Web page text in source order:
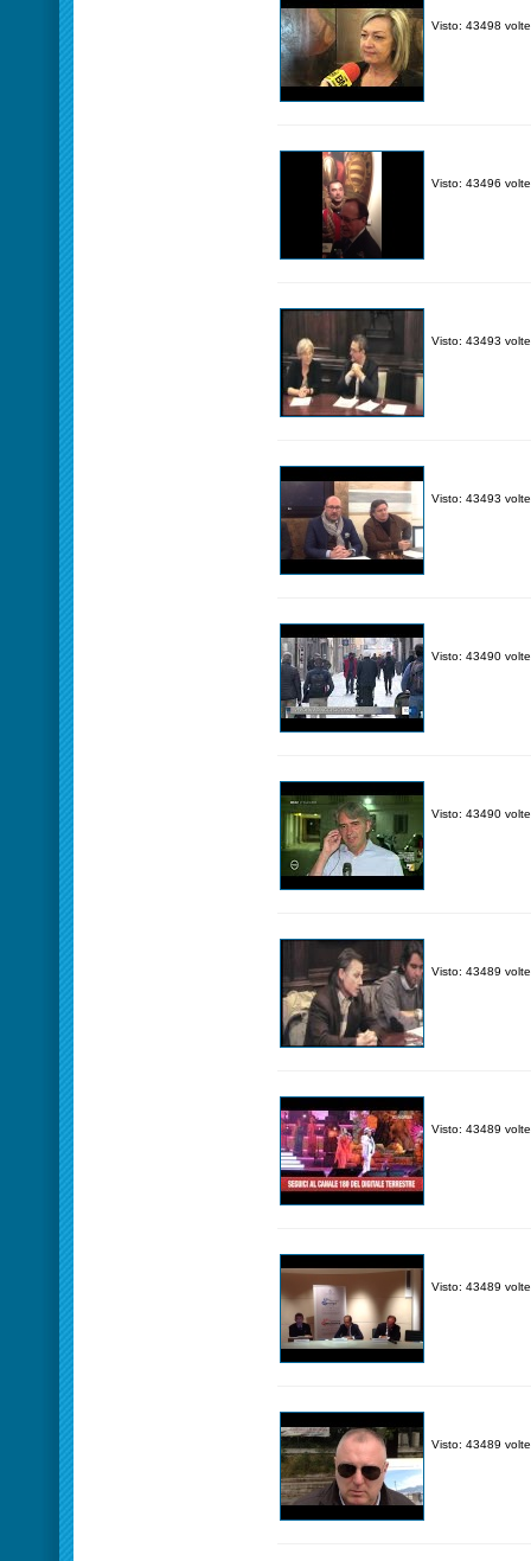
Visto: 43498 volte
Visto: 43496 volte
Visto: 43493 volte
Visto: 43493 volte
Visto: 43490 volte
Visto: 43490 volte
Visto: 43489 volte
Visto: 43489 volte
Visto: 43489 volte
Visto: 43489 volte